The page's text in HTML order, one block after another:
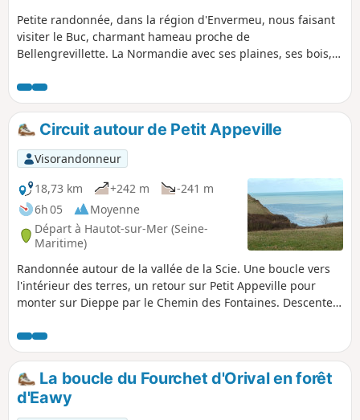
Petite randonnée, dans la région d'Envermeu, nous faisant
visiter le Buc, charmant hameau proche de
Bellengrevillette. La Normandie avec ses plaines, ses bois,
Circuit autour de Petit Appeville
Visorandonneur
18,73 km
+242 m
-241 m
6h 05
Moyenne
Départ à Hautot-sur-Mer (Seine-
Maritime)
Randonnée autour de la vallée de la Scie. Une boucle vers
l'intérieur des terres, un retour sur Petit Appeville pour
monter sur Dieppe par le Chemin des Fontaines. Descente
finit dans le bois d'Hautot, pour cueillir les jonquilles au
mois de mars.
La boucle du Fourchet d'Orival en forêt
d'Eawy